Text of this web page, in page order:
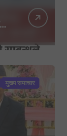
मुख्य समाचार